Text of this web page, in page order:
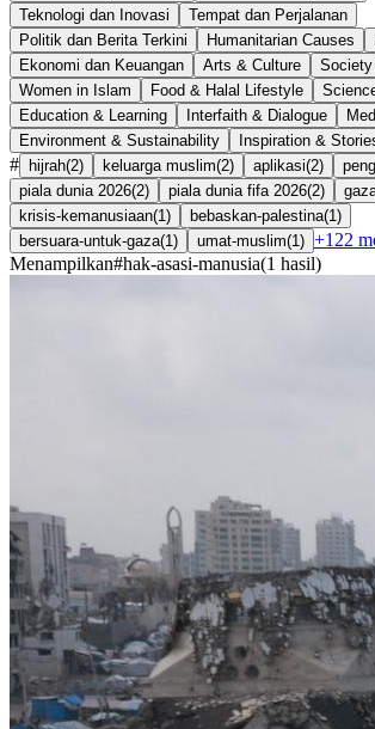
Teknologi dan Inovasi
Tempat dan Perjalanan
Politik dan Berita Terkini
Humanitarian Causes
Ekonomi dan Keuangan
Arts & Culture
Women in Islam
Food & Halal Lifestyle
Education & Learning
Interfaith & Dialogue
Environment & Sustainability
Inspiration &
# hijrah(2) keluarga muslim(2) aplikasi(2)
piala dunia 2026(2) piala dunia fifa 2026(2)
krisis-kemanusiaan(1 ) bebaskan-palestina(1 )
bersuara-untuk-gaza(1 ) umat-muslim(1 ) +122
Menampilkan#hak-asasi-manusia(1 hasil)